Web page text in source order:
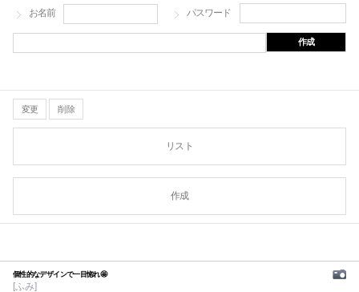
お名前 パスワード
作成
変更 削除
リスト
作成
個性的なデザインで一目惚れ🤩
[ふみ]